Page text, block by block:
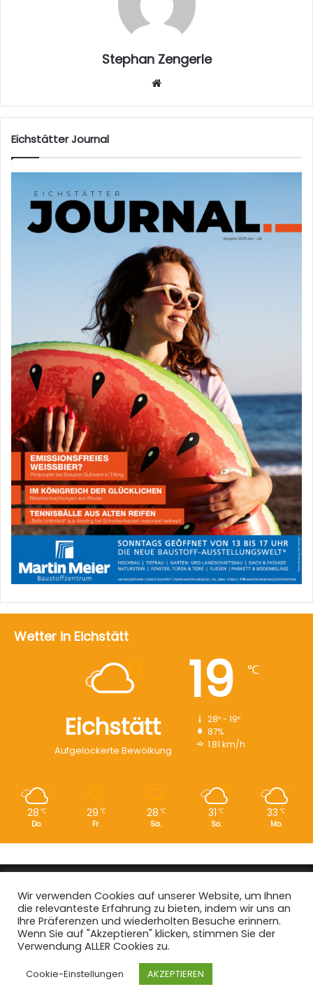
Stephan Zengerle
sei
Eichstätter Journal
Wetter in Eichstätt
Eichstätt
Aufgelockerte Bewölkung
19 ℃
28º - 19º
87%
1.81 km/h
28 ℃
Do.
29 ℃
Fr.
28 ℃
Sa.
31 ℃
So.
33 ℃
Mo.
Copyright © 2008 - 2026 EI-Live.de
| Alle Rechte vorbehalten.
Start|Datenschutz|Kontakt|Impressum
Facebook
X
Wir verwenden Cookies auf unserer Website, um Ihnen
die relevanteste Erfahrung zu bieten, indem wir uns an
Ihre Präferenzen und wiederholten Besuche erinnern.
Wenn Sie auf "Akzeptieren" klicken, stimmen Sie der
Verwendung ALLER Cookies zu.
Cookie-Einstellungen AKZEPTIEREN